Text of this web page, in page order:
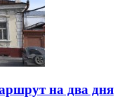
на два дня